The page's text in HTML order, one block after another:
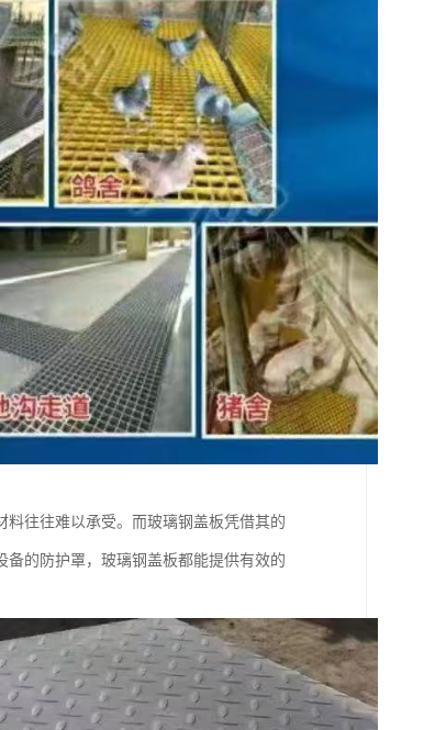
往往难以承受。而玻璃钢盖板凭借其的
的防护罩，玻璃钢盖板都能提供有效的